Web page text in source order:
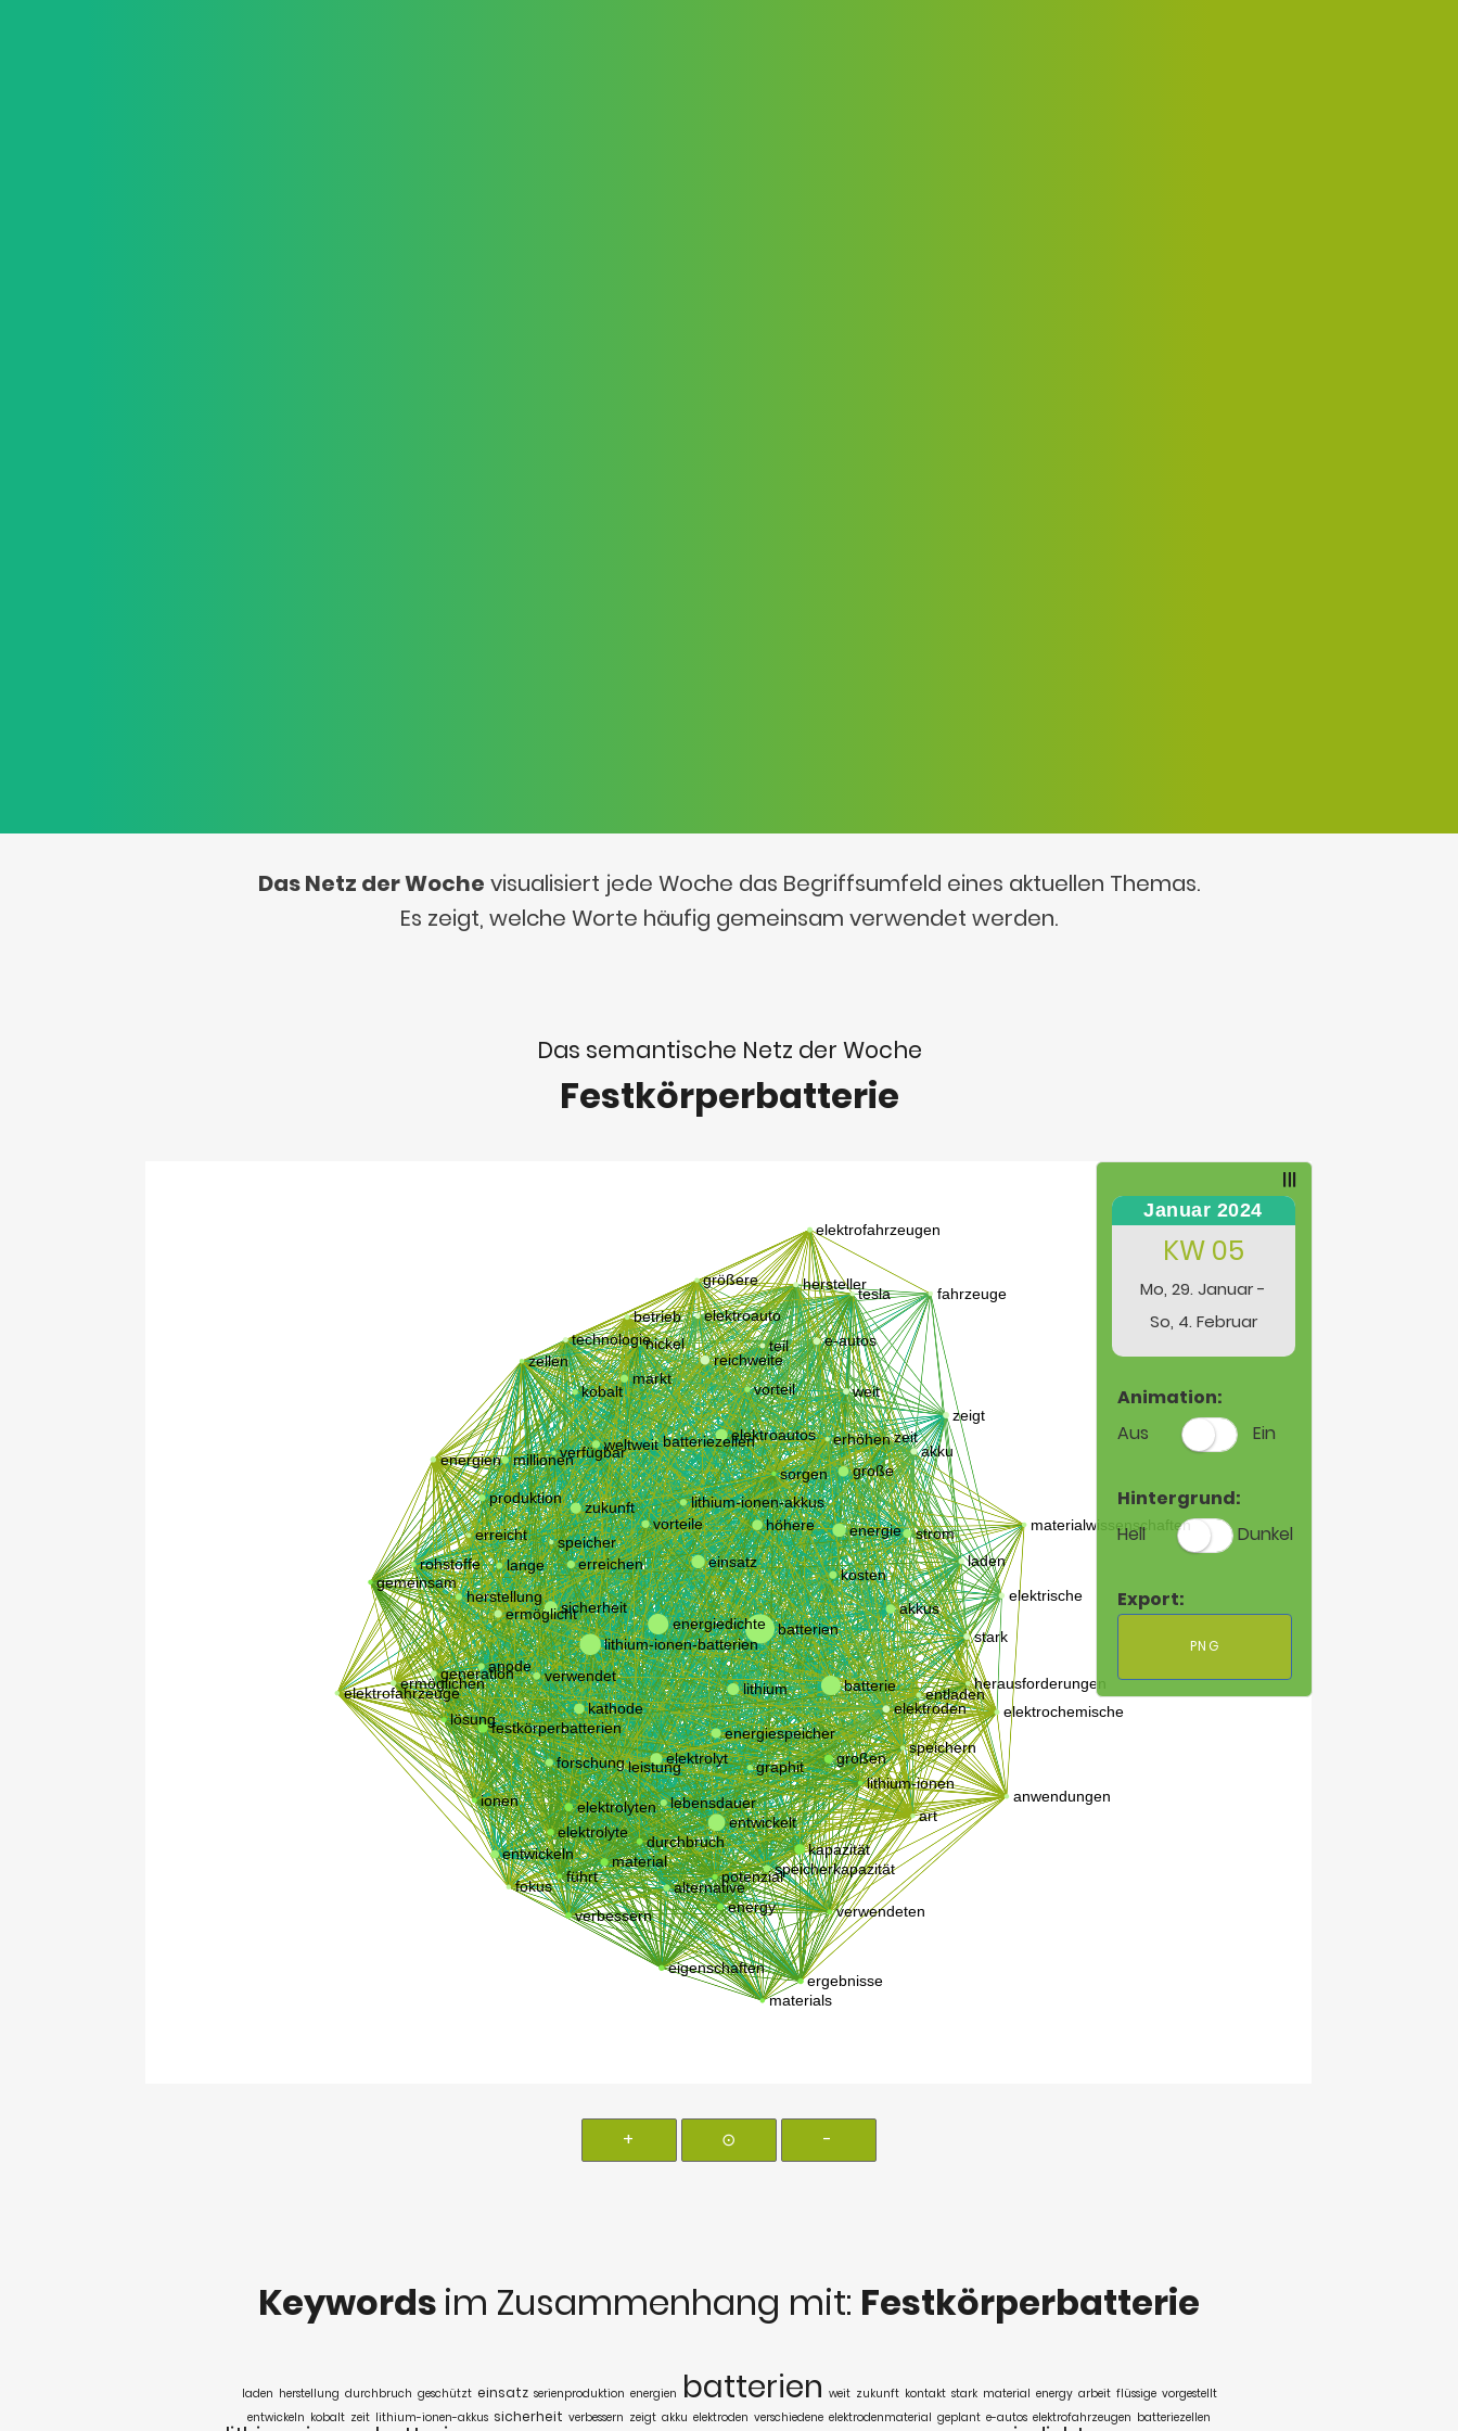
Das Netz der Woche visualisiert jede Woche das Begriffsumfeld eines aktuellen Themas.
Es zeigt, welche Worte häufig gemeinsam verwendet werden.
Das semantische Netz der Woche
Festkörperbatterie
+ ⊙ -
Januar 2024
KW 05
Mo, 29. Januar -
So, 4. Februar
Animation:
Aus
Ein
Hintergrund:
Hell
Dunkel
Export:
PNG
Keywords im Zusammenhang mit: Festkörperbatterie
laden herstellung durchbruch geschützt einsatz serienproduktion energien batterien weit zukunft kontakt stark material energy arbeit flüssige vorgestellt
entwickeln kobalt zeit lithium-ionen-akkus sicherheit verbessern zeigt akku elektroden verschiedene elektrodenmaterial geplant e-autos elektrofahrzeugen batteriezellen